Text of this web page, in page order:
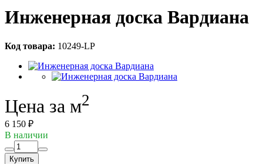
Инженерная доска Вардиана
Код товара: 10249-LP
Цена за м2
6 150 ₽
В наличии
Купить